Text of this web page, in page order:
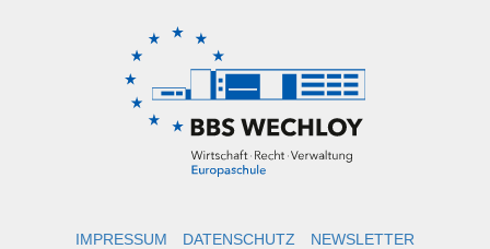
IMPRESSUM DATENSCHUTZ NEWSLETTER